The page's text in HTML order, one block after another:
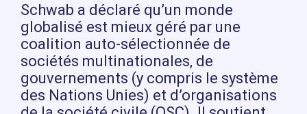
Schwab a déclaré qu’un monde
globalisé est mieux géré par une
coalition auto-sélectionnée de
sociétés multinationales, de
gouvernements (y compris le système
des Nations Unies) et d’organisations